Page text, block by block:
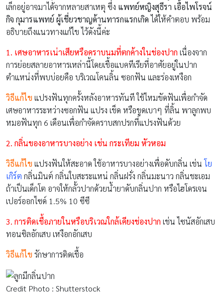
เล็กอยู่อาจมาได้จากหลายสาเหตุ ซึ่ง แพทย์หญิงสุธีรา เอื้อไพโรจน์
กิจ กุมารแพทย์ ผู้เชี่ยวชาญด้านทารกแรกเกิดได้ให้คำตอบ พร้อม
อธิบายถึงแนวทางแก้ไข ไว้ดังนี้ค่ะ
1. เศษอาหารเน่าเสียหรือคราบนมที่ตกค้างในช่องปาก เนื่องจาก
การย่อยสลายอาหารเหล่านี้โดยเชื้อแบคทีเรียที่อาศัยอยู่ในปาก
ตำแหน่งที่พบบ่อยคือ บริเวณโคนลิ้น ซอกฟัน และร่องเหงือก
วิธีแก้ไข แปรงฟันทุกครั้งหลังอาหารทันที ใช้ไหมขัดฟันเพื่อกำจัด
เศษอาหารระหว่างซอกฟัน แปรง เช็ด หรือขูดเบาๆ ที่ลิ้น พาลูกพบ
หมอฟันทุก 6 เดือนเพื่อกำจัดคราบสกปรกที่แปรงฟันด้วย
2. กลิ่นของอาหารบางอย่าง เช่น กระเทียม หัวหอม
วิธีแก้ไข แปรงฟันให้สะอาด ใช้อาหารบางอย่างเพื่อดับกลิ่น เช่นโย
เกิร์ต กลิ่นมินต์ กลิ่นใบสะระแหน่ กลิ่นฝรั่ง กลิ่นมะนาว กลิ่นชะเอม
ถ้าเป็นเด็กโต อาจให้กลั้วปากด้วยน้ำยาดับกลิ่นปาก หรือไฮโดรเจน
เปอร์ออกไซด์ 1.5% 10 ซีซี
3. การติดเชื้อภายในหรือบริเวณใกล้เคียงช่องปาก เช่น ไซนัสอักเสบ
ทอนซิลอักเสบ เหงือกอักเสบ
วิธีแก้ไข รักษาการติดเชื้อ
Credit Photo : Shutterstock